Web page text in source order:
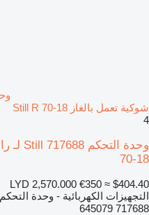
شوكية تعمل بالغاز Still R 70-18
4
70-18
LYD 2,570.000 €350 ≈ $404.40
التجهيزات الكهربائية - وحدة التحكم
717688 645079